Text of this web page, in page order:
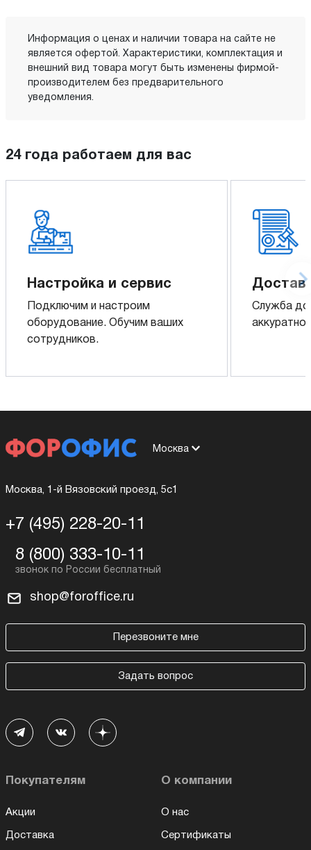
Информация о ценах и наличии товара на сайте не
является офертой. Характеристики, комплектация и
внешний вид товара могут быть изменены фирмой-
производителем без предварительного
уведомления.
24 года работаем для вас
Настройка и сервис
Подключим и настроим
оборудование. Обучим ваших
сотрудников.
Служба
аккуратно
Москва
Москва, 1-й Вязовский проезд, 5с1
+7 (495) 228-20-11
8 (800) 333-10-11
shop@foroffice.ru
Перезвоните мне
Задать вопрос
Покупателям
Акции
Доставка
О компании
О нас
Сертификаты